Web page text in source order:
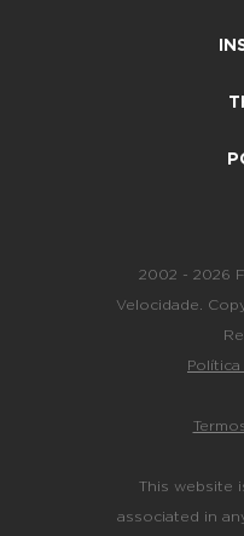
2002 - 2026
Velocidade.
This website
associated in